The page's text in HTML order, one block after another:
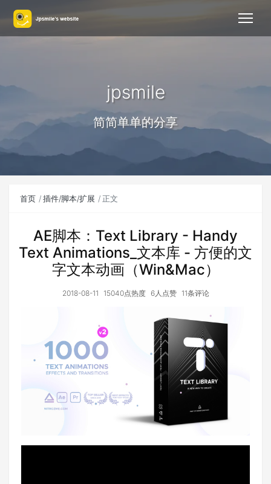
jpsmile
简简单单的分享
首页 插件/脚本/扩展 正文
AE脚本：Text Library - Handy
Text Animations_文本库 - 方便的文
字文本动画（Win&Mac）
2018-08-11 15040点热度 6人点赞 11条评论